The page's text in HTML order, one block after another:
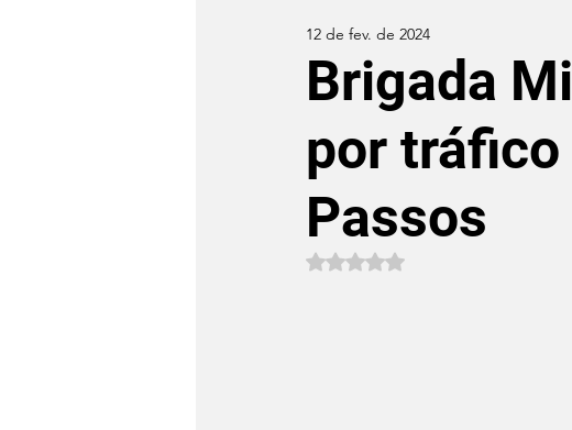
Brigada
por tráfico
Passos
12 de fev. de 2024
Avaliado com NaN de 5